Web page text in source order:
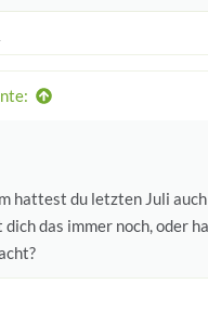
hattest du letzten Juli auch
das immer noch, oder